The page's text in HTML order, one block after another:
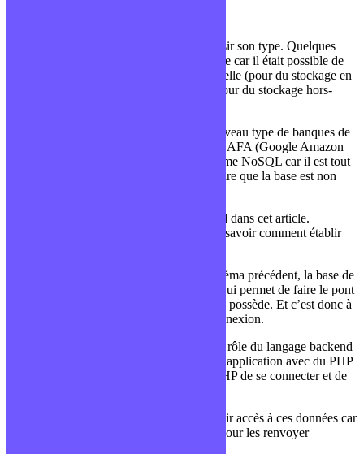
Avant de créer une BDD, il va falloir choisir son type. Quelques
années en arrière, le choix était assez simple car il était possible de
ne faire que de la persistance dite relationnelle (pour du stockage en
ligne) ou sous forme de fichiers fichiers (pour du stockage hors-
Aujourd’hui, le monde a évolué et, un nouveau type de banques de
données a vu le jour notamment avec les GAFA (Google Amazon
Facebook Apple). Ce type de base se nomme NoSQL car il est tout
l’opposé d’une base relationnelle, c’est à dire que la base est non
Je reviendrais sur les types un peu plus tard dans cet article.
Concentrons-nous sur le deuxième point à savoir comment établir
Et bien, comme on a pu le voir dans le schéma précédent, la base de
données est forcément reliée à un serveur qui permet de faire le pont
entre ce que demande le client et ce qu’elle possède. Et c’est donc à
travers ce serveur que l’on va établir la connexion.
Pour être encore plus précis, cela va être le rôle du langage backend
utilisé. Par exemple, si tu as développé ton application avec du PHP
pour la partie backend et bien se sera au PHP de se connecter et de
En effet, c’est la partie serveur qui doit avoir accès à ces données car
elle aura souvent besoin de les manipuler pour les renvoyer